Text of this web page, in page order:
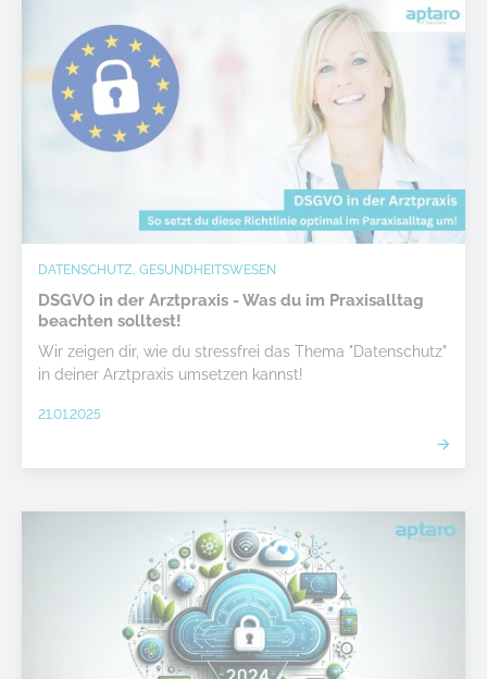
DATENSCHUTZ, GESUNDHEITSWESEN
DSGVO in der Arztpraxis - Was du im Praxisalltag
beachten solltest!
Wir zeigen dir, wie du stressfrei das Thema "Datenschutz"
in deiner Arztpraxis umsetzen kannst!
21.01.2025